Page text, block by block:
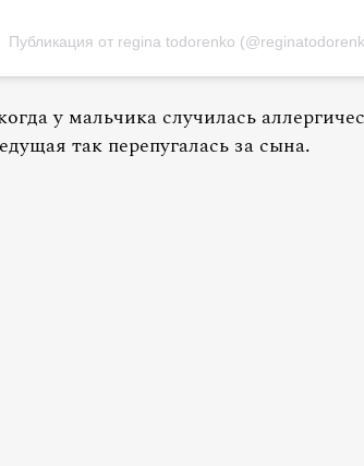
Публикация от regina todorenko
у мальчика случилась
так перепугалась за сына.